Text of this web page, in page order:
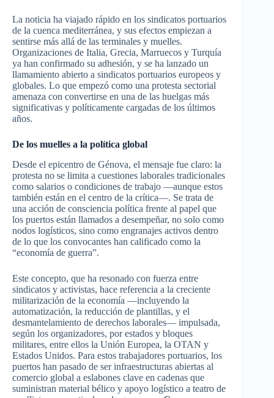
La noticia ha viajado rápido en los sindicatos portuarios
de la cuenca mediterránea, y sus efectos empiezan a
sentirse más allá de las terminales y muelles.
Organizaciones de Italia, Grecia, Marruecos y Turquía
ya han confirmado su adhesión, y se ha lanzado un
llamamiento abierto a sindicatos portuarios europeos y
globales. Lo que empezó como una protesta sectorial
amenaza con convertirse en una de las huelgas más
significativas y políticamente cargadas de los últimos
años.
De los muelles a la política global
Desde el epicentro de Génova, el mensaje fue claro: la
protesta no se limita a cuestiones laborales tradicionales
como salarios o condiciones de trabajo —aunque estos
también están en el centro de la crítica—. Se trata de
una acción de consciencia política frente al papel que
los puertos están llamados a desempeñar, no solo como
nodos logísticos, sino como engranajes activos dentro
de lo que los convocantes han calificado como la
“economía de guerra”.
Este concepto, que ha resonado con fuerza entre
sindicatos y activistas, hace referencia a la creciente
militarización de la economía —incluyendo la
automatización, la reducción de plantillas, y el
desmantelamiento de derechos laborales— impulsada,
según los organizadores, por estados y bloques
militares, entre ellos la Unión Europea, la OTAN y
Estados Unidos. Para estos trabajadores portuarios, los
puertos han pasado de ser infraestructuras abiertas al
comercio global a eslabones clave en cadenas que
suministran material bélico y apoyo logístico a teatro de